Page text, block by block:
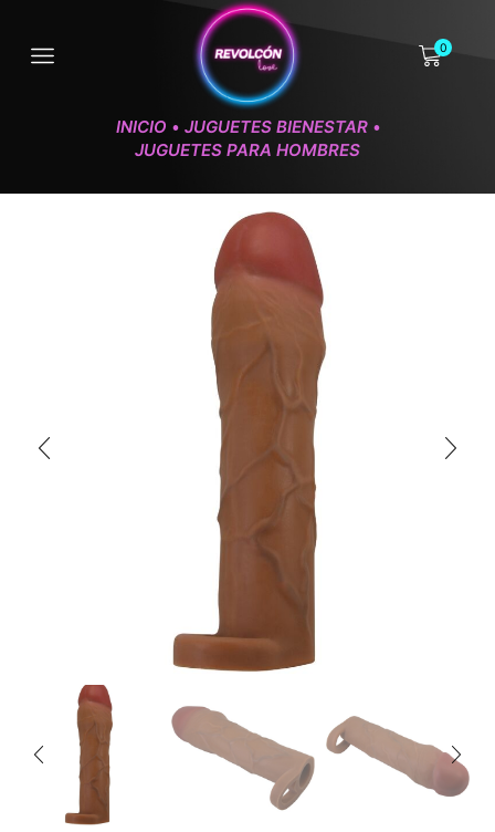
0
INICIO • JUGUETES BIENESTAR •
JUGUETES PARA HOMBRES